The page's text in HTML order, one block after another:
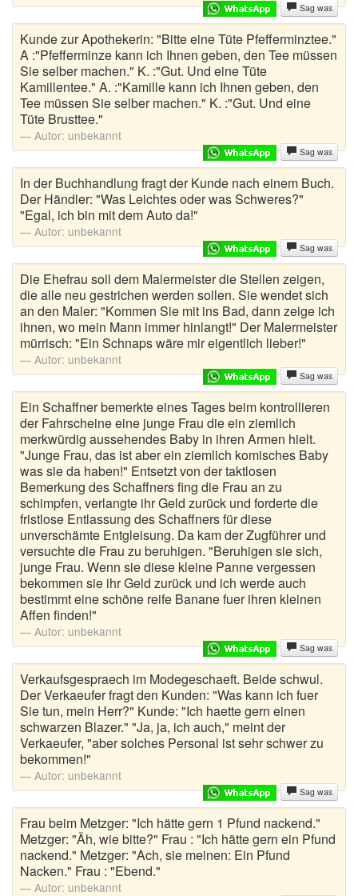
Sag was
Kunde zur Apothekerin: "Bitte eine Tüte Pfefferminztee."
A :"Pfefferminze kann ich Ihnen geben, den Tee müssen
Sie selber machen." K. :"Gut. Und eine Tüte
Kamillentee." A. :"Kamille kann ich Ihnen geben, den
Tee müssen Sie selber machen." K. :"Gut. Und eine
Tüte Brusttee."
Autor: unbekannt
Sag was
In der Buchhandlung fragt der Kunde nach einem Buch.
Der Händler: "Was Leichtes oder was Schweres?"
"Egal, ich bin mit dem Auto da!"
Autor: unbekannt
Sag was
Die Ehefrau soll dem Malermeister die Stellen zeigen,
die alle neu gestrichen werden sollen. Sie wendet sich
an den Maler: "Kommen Sie mit ins Bad, dann zeige ich
ihnen, wo mein Mann immer hinlangt!" Der Malermeister
mürrisch: "Ein Schnaps wäre mir eigentlich lieber!"
Autor: unbekannt
Sag was
Ein Schaffner bemerkte eines Tages beim kontrollieren
der Fahrscheine eine junge Frau die ein ziemlich
merkwürdig aussehendes Baby in ihren Armen hielt.
"Junge Frau, das ist aber ein ziemlich komisches Baby
was sie da haben!" Entsetzt von der taktlosen
Bemerkung des Schaffners fing die Frau an zu
schimpfen, verlangte ihr Geld zurück und forderte die
fristlose Entlassung des Schaffners für diese
unverschämte Entgleisung. Da kam der Zugführer und
versuchte die Frau zu beruhigen. "Beruhigen sie sich,
junge Frau. Wenn sie diese kleine Panne vergessen
bekommen sie ihr Geld zurück und ich werde auch
bestimmt eine schöne reife Banane fuer ihren kleinen
Affen finden!"
Autor: unbekannt
Sag was
Verkaufsgespraech im Modegeschaeft. Beide schwul.
Der Verkaeufer fragt den Kunden: "Was kann ich fuer
Sie tun, mein Herr?" Kunde: "Ich haette gern einen
schwarzen Blazer." "Ja, ja, ich auch," meint der
Verkaeufer, "aber solches Personal ist sehr schwer zu
bekommen!"
Autor: unbekannt
Sag was
Frau beim Metzger: "Ich hätte gern 1 Pfund nackend."
Metzger: "Äh, wie bitte?" Frau : "Ich hätte gern ein Pfund
nackend." Metzger: "Ach, sie meinen: Ein Pfund
Nacken." Frau : "Ebend."
Autor: unbekannt